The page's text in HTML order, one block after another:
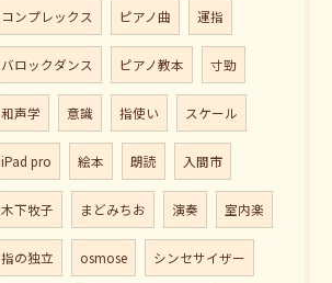
コンプレックス ピアノ曲 運指
バロックダンス ピアノ教本 寸勁
和声学 意識 指使い スケール
iPad pro 絵本 朗読 入間市
木下牧子 まどみちお 演奏 室内楽
指の独立 osmose シンセサイザー